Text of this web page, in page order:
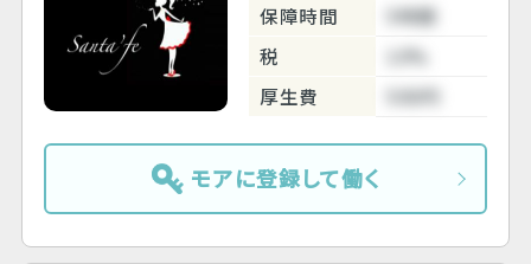
保障時間
5時間
税
10%
厚生費
500円
モアに登録して働く